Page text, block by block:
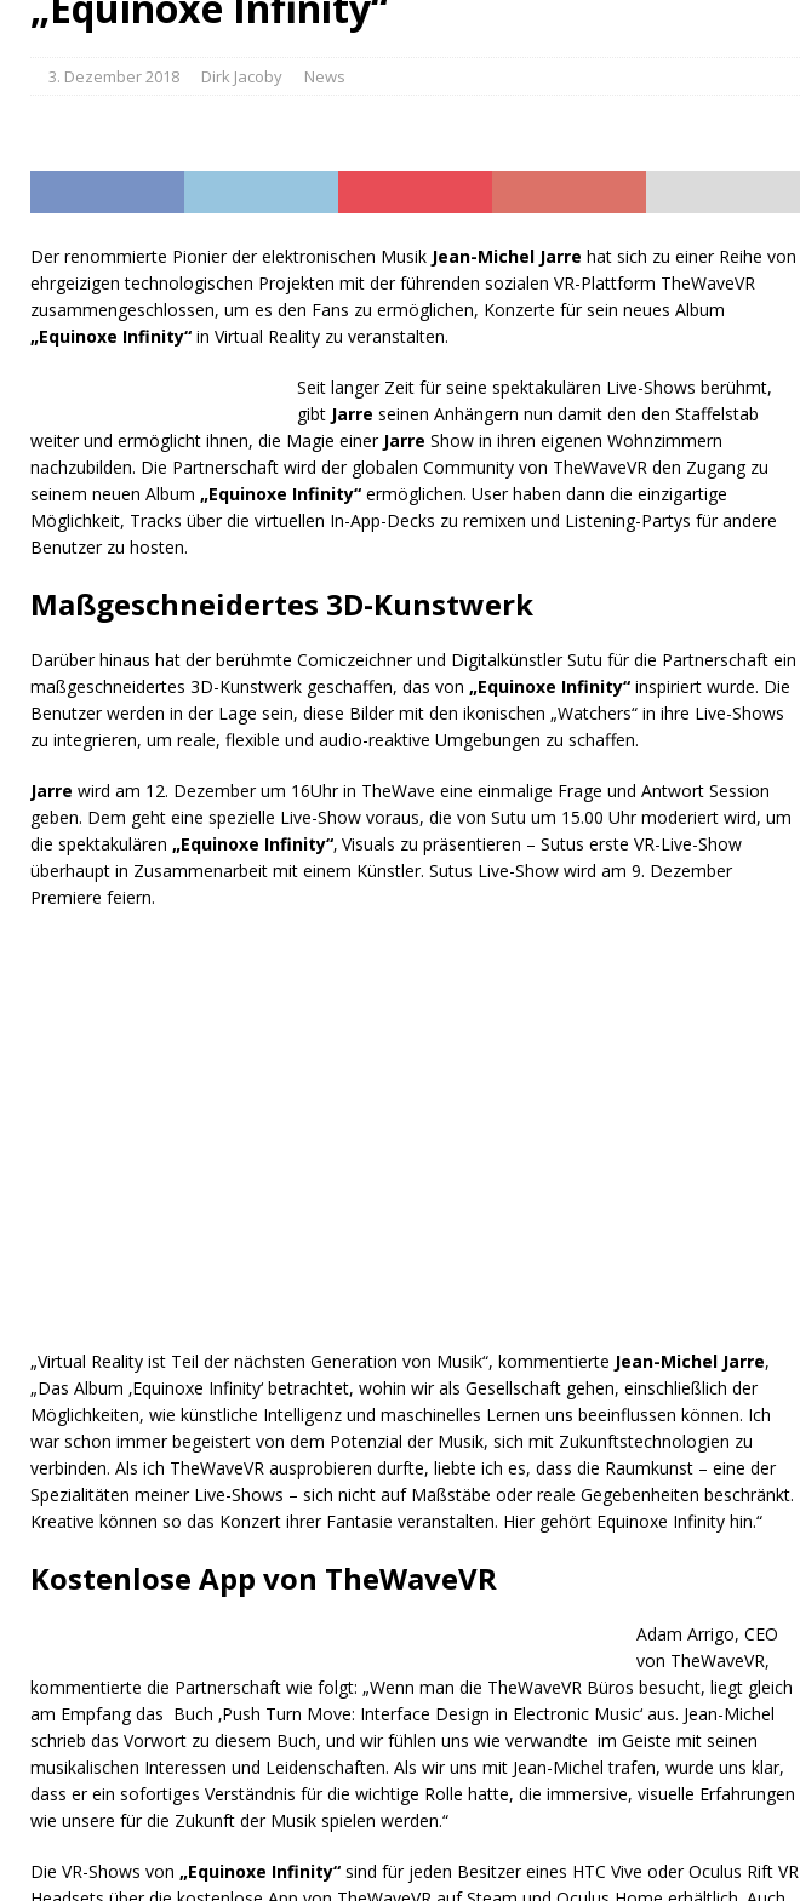
3. Dezember 2018 Dirk Jacoby News
Der renommierte Pionier der elektronischen Musik Jean-Michel Jarre hat sich zu einer Reihe von
ehrgeizigen technologischen Projekten mit der führenden sozialen VR-Plattform TheWaveVR
zusammengeschlossen, um es den Fans zu ermöglichen, Konzerte für sein neues Album
„Equinoxe Infinity“ in Virtual Reality zu veranstalten.
Seit langer Zeit für seine spektakulären Live-Shows berühmt,
gibt Jarre seinen Anhängern nun damit den den Staffelstab
weiter und ermöglicht ihnen, die Magie einer Jarre Show in ihren eigenen Wohnzimmern
nachzubilden. Die Partnerschaft wird der globalen Community von TheWaveVR den Zugang zu
seinem neuen Album „Equinoxe Infinity“ ermöglichen. User haben dann die einzigartige
Möglichkeit, Tracks über die virtuellen In-App-Decks zu remixen und Listening-Partys für andere
Benutzer zu hosten.
Maßgeschneidertes 3D-Kunstwerk
Darüber hinaus hat der berühmte Comiczeichner und Digitalkünstler Sutu für die Partnerschaft ein
maßgeschneidertes 3D-Kunstwerk geschaffen, das von „Equinoxe Infinity“ inspiriert wurde. Die
Benutzer werden in der Lage sein, diese Bilder mit den ikonischen „Watchers“ in ihre Live-Shows
zu integrieren, um reale, flexible und audio-reaktive Umgebungen zu schaffen.
Jarre wird am 12. Dezember um 16Uhr in TheWave eine einmalige Frage und Antwort Session
geben. Dem geht eine spezielle Live-Show voraus, die von Sutu um 15.00 Uhr moderiert wird, um
die spektakulären „Equinoxe Infinity“‚ Visuals zu präsentieren – Sutus erste VR-Live-Show
überhaupt in Zusammenarbeit mit einem Künstler. Sutus Live-Show wird am 9. Dezember
Premiere feiern.
„Virtual Reality ist Teil der nächsten Generation von Musik“, kommentierte Jean-Michel Jarre,
„Das Album ‚Equinoxe Infinity‘ betrachtet, wohin wir als Gesellschaft gehen, einschließlich der
Möglichkeiten, wie künstliche Intelligenz und maschinelles Lernen uns beeinflussen können. Ich
war schon immer begeistert von dem Potenzial der Musik, sich mit Zukunftstechnologien zu
verbinden. Als ich TheWaveVR ausprobieren durfte, liebte ich es, dass die Raumkunst – eine der
Spezialitäten meiner Live-Shows – sich nicht auf Maßstäbe oder reale Gegebenheiten beschränkt.
Kreative können so das Konzert ihrer Fantasie veranstalten. Hier gehört Equinoxe Infinity hin.“
Kostenlose App von TheWaveVR
Adam Arrigo, CEO
von TheWaveVR,
kommentierte die Partnerschaft wie folgt: „Wenn man die TheWaveVR Büros besucht, liegt gleich
am Empfang das Buch ‚Push Turn Move: Interface Design in Electronic Music‘ aus. Jean-Michel
schrieb das Vorwort zu diesem Buch, und wir fühlen uns wie verwandte im Geiste mit seinen
musikalischen Interessen und Leidenschaften. Als wir uns mit Jean-Michel trafen, wurde uns klar,
dass er ein sofortiges Verständnis für die wichtige Rolle hatte, die immersive, visuelle Erfahrungen
wie unsere für die Zukunft der Musik spielen werden.“
Die VR-Shows von „Equinoxe Infinity“ sind für jeden Besitzer eines HTC Vive oder Oculus Rift VR